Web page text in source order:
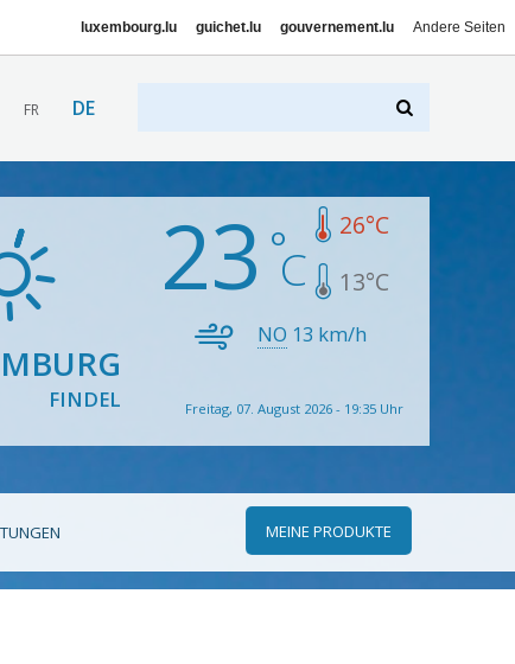
luxembourg.lu guichet.lu gouvernement.lu Andere Seiten
FR DE
FINDEL
23 26°C
13°C
NO 13 km/h
Freitag, 07. August 2026 - 19:35 Uhr
MEINE PRODUKTE